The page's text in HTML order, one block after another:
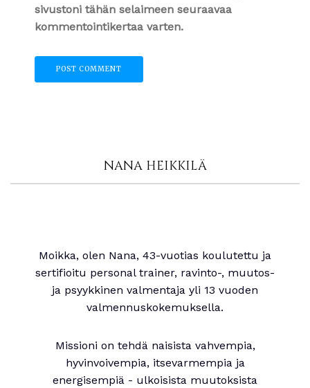
sivustoni tähän selaimeen seuraavaa
kommentointikertaa varten.
NANA HEIKKILÄ
Moikka, olen Nana, 43-vuotias koulutettu ja
sertifioitu personal trainer, ravinto-, muutos-
ja psyykkinen valmentaja yli 13 vuoden
valmennuskokemuksella.
Missioni on tehdä naisista vahvempia,
hyvinvoivempia, itsevarmempia ja
energisempiä - ulkoisista muutoksista